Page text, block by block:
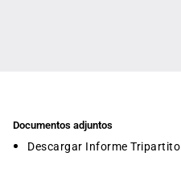
Documentos adjuntos
Descargar Informe Tripartito